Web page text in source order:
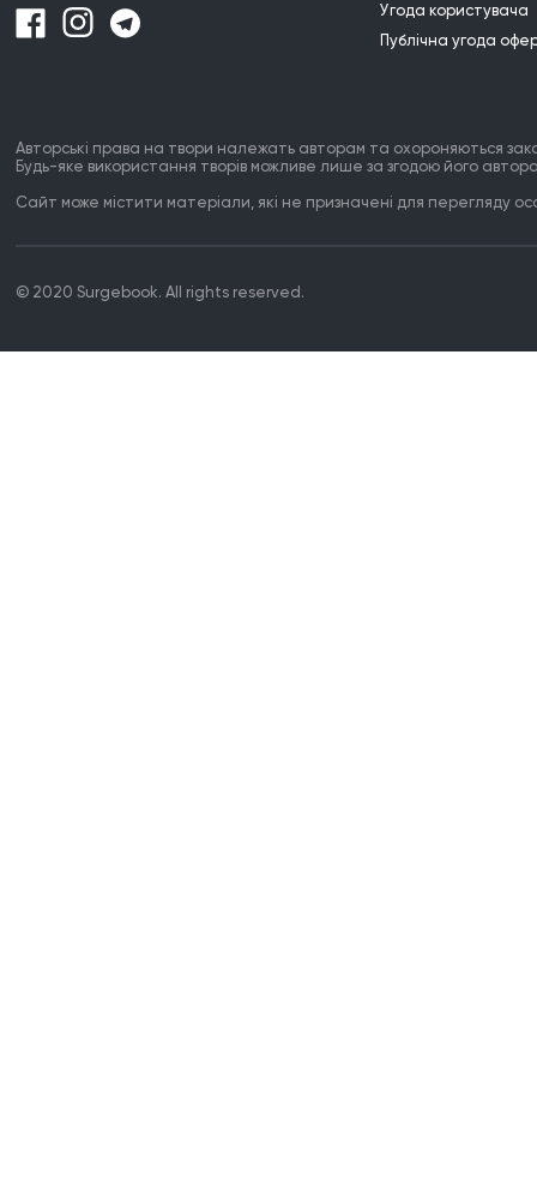
Угода користувача
Публічна угода
Авторські права на твори належать авторам та охороняються
Будь-яке використання творів можливе лише за згодою його
Сайт може містити матеріали, які не призначені для перегляду
© 2020 Surgebook. All rights reserved.